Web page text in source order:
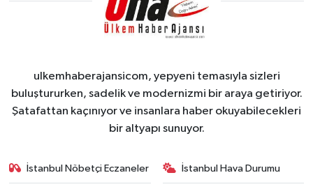
ulkemhaberajansicom, yepyeni temasıyla sizleri
buluştururken, sadelik ve modernizmi bir araya getiriyor.
Şatafattan kaçınıyor ve insanlara haber okuyabilecekleri
bir altyapı sunuyor.
İstanbul Nöbetçi Eczaneler İstanbul Hava Durumu